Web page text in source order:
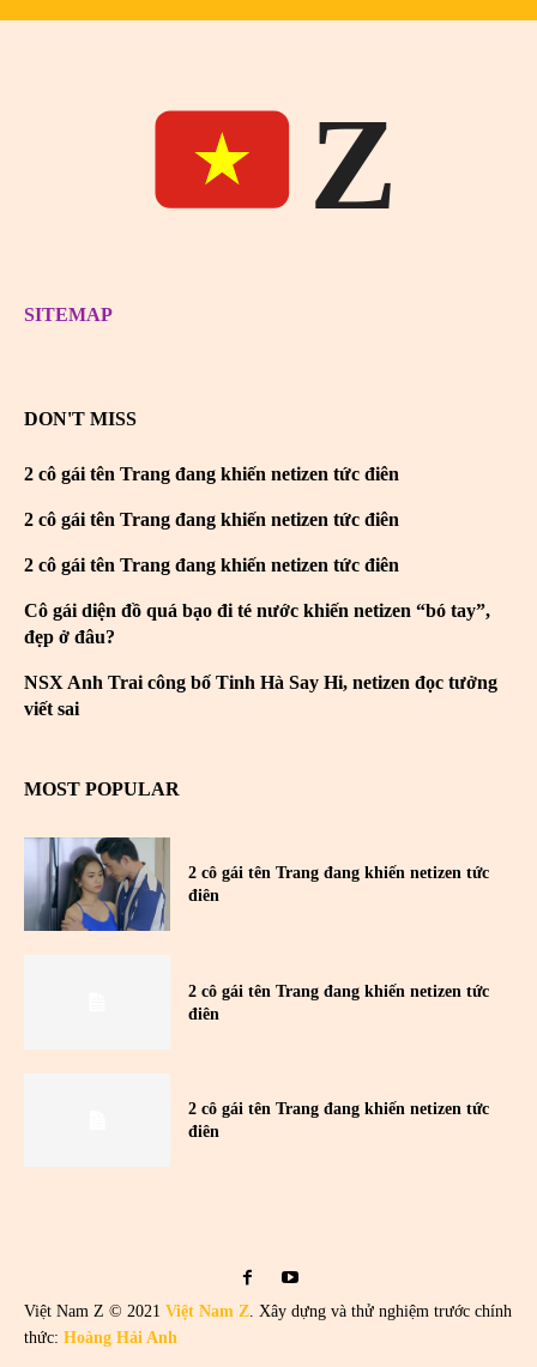
Z
SITEMAP
DON'T MISS
2 cô gái tên Trang đang khiến netizen tức điên
2 cô gái tên Trang đang khiến netizen tức điên
2 cô gái tên Trang đang khiến netizen tức điên
Cô gái diện đồ quá bạo đi té nước khiến netizen “bó tay”,
đẹp ở đâu?
NSX Anh Trai công bố Tinh Hà Say Hi, netizen đọc tưởng
viết sai
MOST POPULAR
2 cô gái tên Trang đang khiến netizen tức
điên
2 cô gái tên Trang đang khiến netizen tức
điên
2 cô gái tên Trang đang khiến netizen tức
điên
Việt Nam Z © 2021 Việt Nam Z. Xây dựng và thử nghiệm trước chính
thức: Hoàng Hải Anh